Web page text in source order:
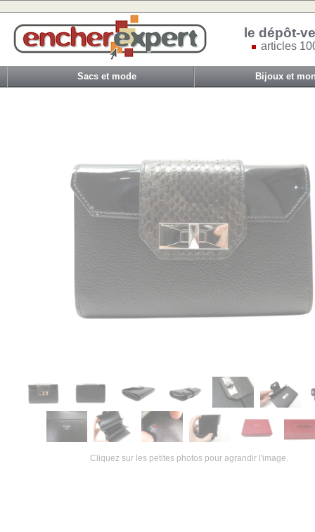
le dépôt-
articles
Sacs et mode Bijoux et
Cliquez sur les petites photos pour agrandir l'image.